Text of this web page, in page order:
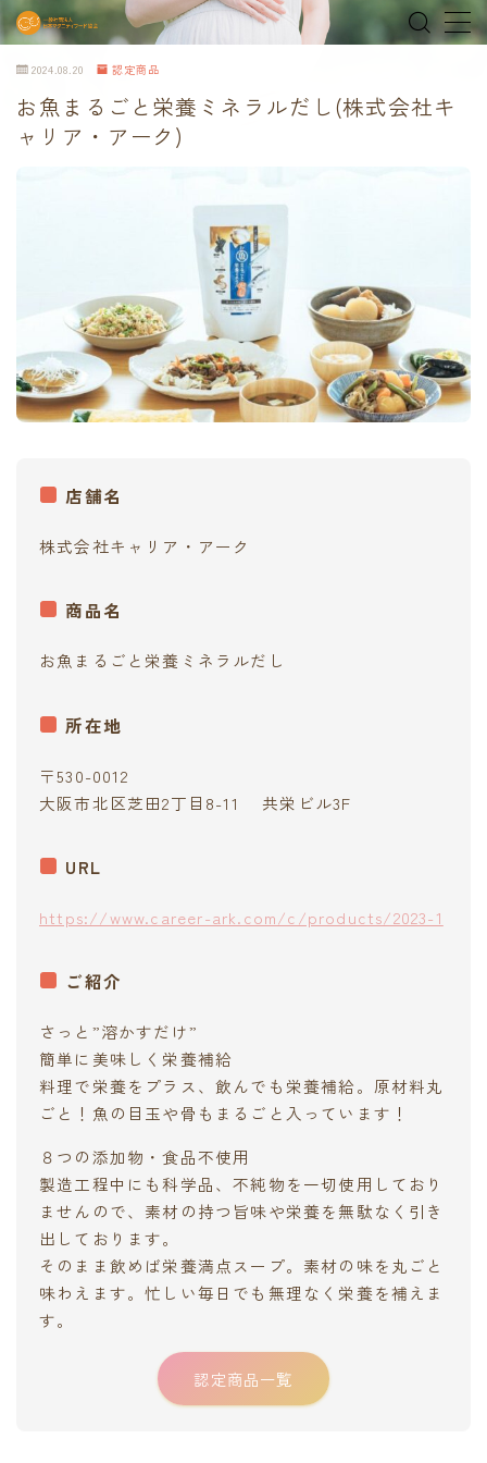
MENU
home
shop
オンラインショップ
Tokyo Family Marche 有明店
contact
2024.08.20 認定商品
お魚まるごと栄養ミネラルだし(株式会社キ
ャリア・アーク)
店舗名
株式会社キャリア・アーク
商品名
お魚まるごと栄養ミネラルだし
所在地
〒530-0012
大阪市北区芝田2丁目8-11 共栄ビル3F
URL
https://www.career-ark.com/c/products/2023-1
ご紹介
さっと”溶かすだけ”
簡単に美味しく栄養補給
料理で栄養をプラス、飲んでも栄養補給。原材料丸
ごと！魚の目玉や骨もまるごと入っています！
８つの添加物・食品不使用
製造工程中にも科学品、不純物を一切使用しており
ませんので、素材の持つ旨味や栄養を無駄なく引き
出しております。
そのまま飲めば栄養満点スープ。素材の味を丸ごと
味わえます。忙しい毎日でも無理なく栄養を補えま
す。
認定商品一覧